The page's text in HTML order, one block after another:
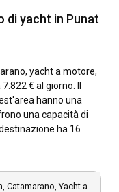
di yacht in Punat
yacht a motore,
€ al giorno. Il
hanno una
una capacità di
ha 16
Catamarano, Yacht a